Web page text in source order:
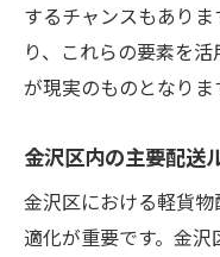
するチャンスもあり
り、これらの要素を
が現実のものとなりま
金沢区内の主要配送
金沢区における軽貨
適化が重要です。金